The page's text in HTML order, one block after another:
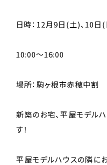
日時：12月9日(土)、10日
10:00～16:00
場所：駒ヶ根市赤穂中割
新築のお宅、平屋モデル
す！
平屋モデルハウスの隣に